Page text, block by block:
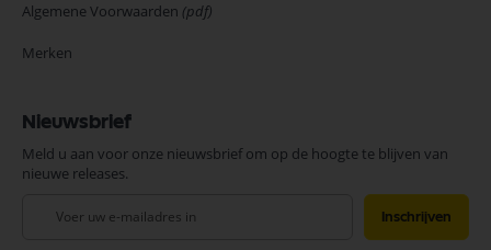
Algemene Voorwaarden (pdf)
Merken
Nieuwsbrief
Meld u aan voor onze nieuwsbrief om op de hoogte te blijven van
nieuwe releases.
Inschrijven